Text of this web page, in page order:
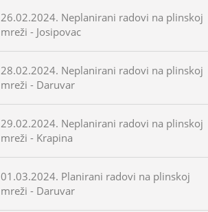
26.02.2024. Neplanirani radovi na plinskoj
mreži - Josipovac
28.02.2024. Neplanirani radovi na plinskoj
mreži - Daruvar
29.02.2024. Neplanirani radovi na plinskoj
mreži - Krapina
01.03.2024. Planirani radovi na plinskoj
mreži - Daruvar